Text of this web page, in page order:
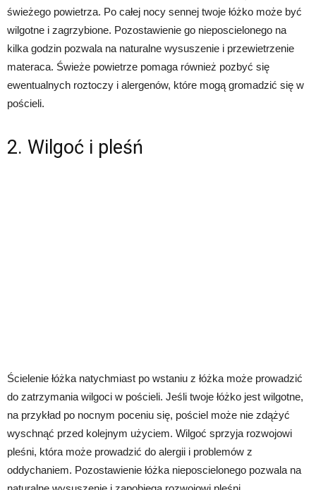
świeżego powietrza. Po całej nocy sennej twoje łóżko może być
wilgotne i zagrzybione. Pozostawienie go nieposcielonego na
kilka godzin pozwala na naturalne wysuszenie i przewietrzenie
materaca. Świeże powietrze pomaga również pozbyć się
ewentualnych roztoczy i alergenów, które mogą gromadzić się w
pościeli.
2. Wilgoć i pleśń
Ścielenie łóżka natychmiast po wstaniu z łóżka może prowadzić
do zatrzymania wilgoci w pościeli. Jeśli twoje łóżko jest wilgotne,
na przykład po nocnym poceniu się, pościel może nie zdążyć
wyschnąć przed kolejnym użyciem. Wilgoć sprzyja rozwojowi
pleśni, która może prowadzić do alergii i problemów z
oddychaniem. Pozostawienie łóżka nieposcielonego pozwala na